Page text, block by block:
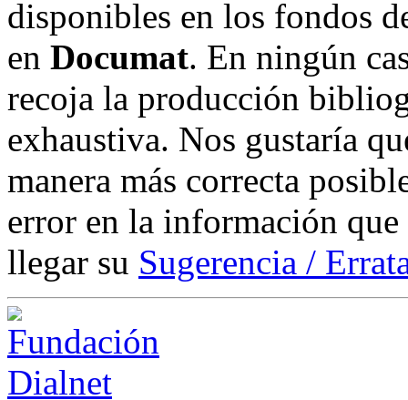
disponibles en los fondos
en Documat. En ningún
recoja la producción
exhaustiva. Nos gustaría
manera más correcta
error en la información
llegar su Sugerencia /